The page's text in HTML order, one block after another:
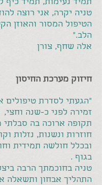
תמיד נעימות, תמיד כיף
טניה יקרה, אני רוצה
הטיפול המסור והאוזן
הלב."
אלה שחף, צורן
חיזוק מערכת החיסון
"הגעתי לסדרת טיפולים
זמירה לפני כ-שנה
תקופה ארוכה בה סבלתי
חוזרות ונשנות, נזלות
ובכלל חולשה תמידית
בגוף .
טניה בחוכמתך הרבה
התהליך אבחון ותשאלה